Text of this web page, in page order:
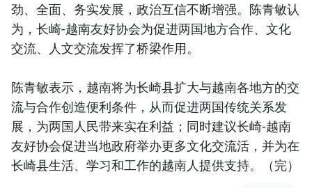
劲、全面、务实发展，政治互信不断增强。陈青敏认
为，长崎-越南友好协会为促进两国地方合作、文化
交流、人文交流发挥了桥梁作用。
陈青敏表示，越南将为长崎县扩大与越南各地方的交
流与合作创造便利条件，从而促进两国传统关系发
展，为两国人民带来实在利益；同时建议长崎-越南
友好协会促进当地政府举办更多文化交流活，并为在
长崎县生活、学习和工作的越南人提供支持。（完）